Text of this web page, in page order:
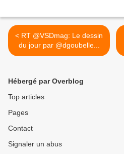
< RT @VSDmag: Le dessin
du jour par @dgoubelle...
Hébergé par Overblog
Top articles
Pages
Contact
Signaler un abus